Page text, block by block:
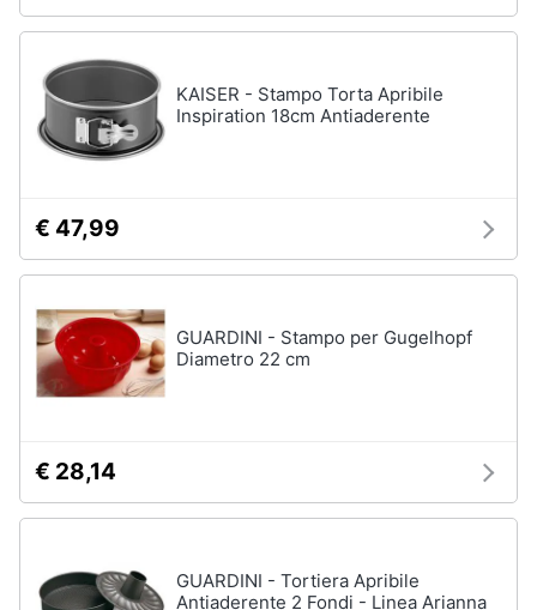
KAISER - Stampo Torta Apribile
Inspiration 18cm Antiaderente
€ 47,99
GUARDINI - Stampo per Gugelhopf
Diametro 22 cm
€ 28,14
GUARDINI - Tortiera Apribile
Antiaderente 2 Fondi - Linea Arianna